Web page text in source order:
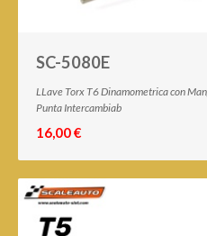
SC-5080E
LLave Torx T6 Dinamometrica con
Punta Intercambiab
16,00 €